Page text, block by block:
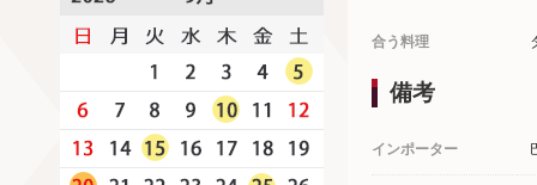
合う料理
備考
インポーター